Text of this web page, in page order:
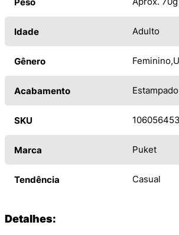
Peso
Idade Adulto
Gênero Feminino
Acabamento Estampado
SKU
Marca Puket
Tendência Casual
Detalhes: